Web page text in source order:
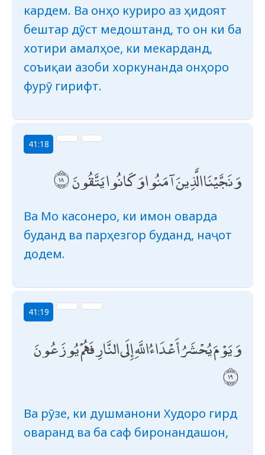
кардем. Ва онҳо куриро аз ҳидоят
бештар дӯст медоштанд, то он ки ба
хотири амалҳое, ки мекарданд,
соъиқаи азоби хоркунанда онҳоро
фурӯ гирифт.
41:18
وَنَجَّيْنَا الَّذِينَ آمَنُوا وَكَانُوا يَتَّقُونَ
Ва Мо касонеро, ки имон оварда
буданд ва парҳезгор буданд, наҷот
додем.
41:19
وَيَوْمَ يُحْشَرُ أَعْدَاءُ اللَّهِ إِلَى النَّارِ فَهُمْ يُوزَعُونَ
Ва рӯзе, ки душманони Худоро гирд
оваранд ва ба саф биронандашон,